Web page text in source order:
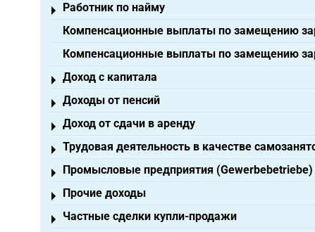
Работник по найму
Toggle menu
Компенсационные выплаты по замещению
Компенсационные выплаты по замещению
Доход с капитала
Toggle menu
Доходы от пенсий
Toggle menu
Доход от сдачи в аренду
Toggle menu
Трудовая деятельность в качестве
Toggle menu
Промысловые предприятия (Gewerbebetriebe)
Toggle menu
Прочие доходы
Toggle menu
Частные сделки купли-продажи
Toggle menu